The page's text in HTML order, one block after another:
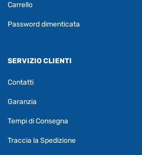
Carrello
Password dimenticata
SERVIZIO CLIENTI
Contatti
Garanzia
Tempi di Consegna
Traccia la Spedizione